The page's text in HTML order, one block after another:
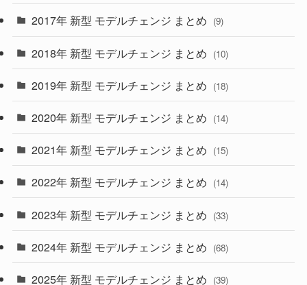
(4)
(30)
(27)
(33)
(10)
(35)
(10)
(9)
(22)
(4)
(9)
2017年 新型 モデルチェンジ まとめ (9)
2018年 新型 モデルチェンジ まとめ (10)
2019年 新型 モデルチェンジ まとめ (18)
2020年 新型 モデルチェンジ まとめ (14)
2021年 新型 モデルチェンジ まとめ (15)
2022年 新型 モデルチェンジ まとめ (14)
2023年 新型 モデルチェンジ まとめ (33)
2024年 新型 モデルチェンジ まとめ (68)
2025年 新型 モデルチェンジ まとめ (39)